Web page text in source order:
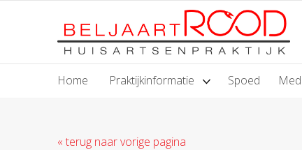
Home Praktijkinformatie Spoed
« terug naar vorige pagina